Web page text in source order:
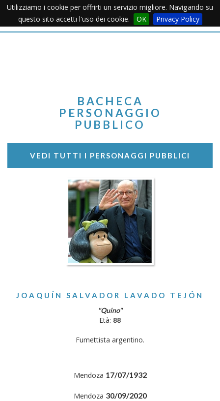
Utilizziamo i cookie per offrirti un servizio migliore. Navigando su
questo sito accetti l'uso dei cookie.
OK Privacy PolicyMenu
BACHECA
PERSONAGGIO
PUBBLICO
VEDI TUTTI I PERSONAGGI PUBBLICI
JOAQUÍN SALVADOR LAVADO TEJÓN
"Quino"
Età: 88
Fumettista argentino.
Mendoza 17/07/1932
Mendoza 30/09/2020